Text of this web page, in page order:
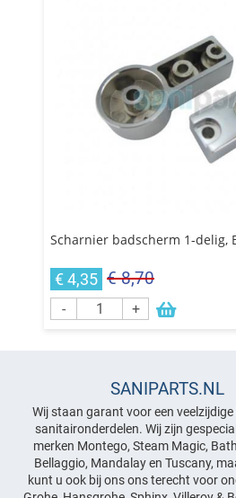
Scharnier badscherm 1-delig,
€ 4,35 € 8,70
- +
SANIPARTS.NL
Wij staan garant voor een veelzijdige
sanitaironderdelen. Wij zijn
merken Montego, Steam Magic,
Bellaggio, Mandalay en Tuscany,
kunt u ook bij ons ons terecht voor